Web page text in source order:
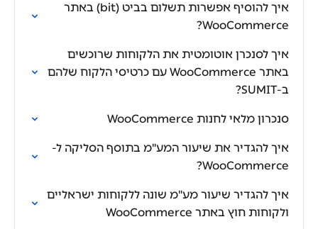
איך להוסיף אפשרות תשלום בביט (bit) באתר
WooCommerce?
איך לסנכרן אוטומטית את הלקוחות שרוכשים
באתר WooCommerce עם כרטיסי הלקוח שלהם
ב-SUMIT?
סנכרון מלאי לחנות WooCommerce
איך להגדיר את שיעור המע"מ בתוסף הסליקה ל-
WooCommerce?
איך להגדיר שיעור מע"מ שונה ללקוחות ישראליים
ולקוחות חוץ באתר WooCommerce